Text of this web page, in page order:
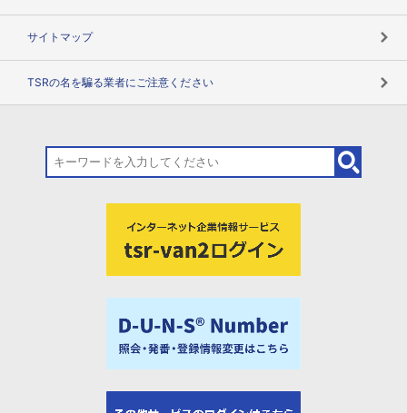
サイトマップ
TSRの名を騙る業者にご注意ください